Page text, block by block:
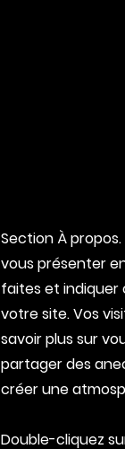
Section À
vous présenter
faites et indiquer
votre site. Vos
savoir plus sur
partager des
créer une
Double-cliquez